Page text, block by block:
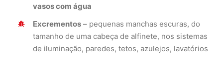
vasos com água
Excrementos – pequenas manchas escuras, do
tamanho de uma cabeça de alfinete, nos sistemas
de iluminação, paredes, tetos, azulejos, lavatórios